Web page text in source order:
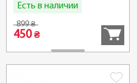
Есть в наличии
899₴
450₴